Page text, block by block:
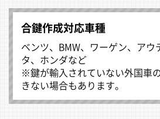
合鍵作成対応車種
ベンツ、BMW、ワーゲン、アウ
タ、ホンダなど
※鍵が輸入されていない外国車
きない場合もあります。